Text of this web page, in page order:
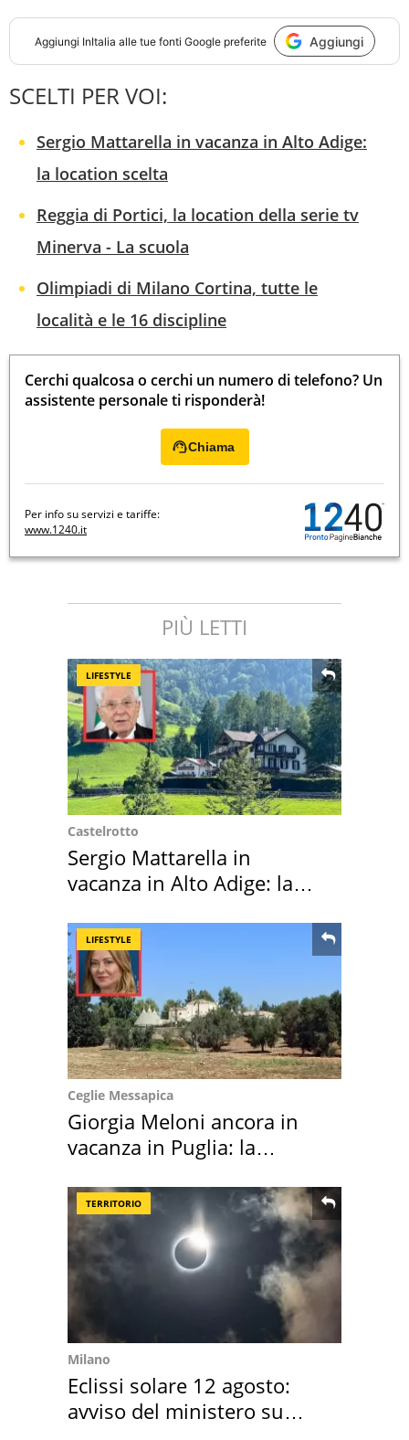
Aggiungi InItalia alle tue fonti Google preferite Aggiungi
SCELTI PER VOI:
Sergio Mattarella in vacanza in Alto Adige:
la location scelta
Reggia di Portici, la location della serie tv
Minerva - La scuola
Olimpiadi di Milano Cortina, tutte le
località e le 16 discipline
Cerchi qualcosa o cerchi un numero di telefono? Un
assistente personale ti risponderà!
Chiama
Per info su servizi e tariffe:
www.1240.it
PIÙ LETTI
LIFESTYLE
Castelrotto
Sergio Mattarella in
vacanza in Alto Adige: la
LIFESTYLE
Ceglie Messapica
Giorgia Meloni ancora in
vacanza in Puglia: la
TERRITORIO
Milano
Eclissi solare 12 agosto:
avviso del ministero su